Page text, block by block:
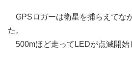
GPSロガーは衛星を捕らえてな
た。
500mほど走ってLEDが点滅開始